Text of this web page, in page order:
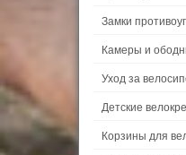
Замки
Камеры и
Уход за
Детские
Корзины для